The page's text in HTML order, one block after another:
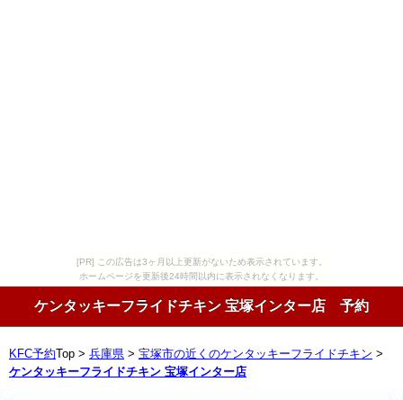
[PR] この広告は3ヶ月以上更新がないため表示されています。
ホームページを更新後24時間以内に表示されなくなります。
ケンタッキーフライドチキン 宝塚インター店 予約
KFC予約 Top > 兵庫県 > 宝塚市の近くのケンタッキーフライドチキン >
ケンタッキーフライドチキン 宝塚インター店